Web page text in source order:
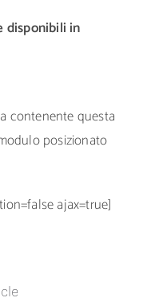
disponibili in
contenente questa
posizionato
ajax=true]